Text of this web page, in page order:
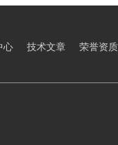
心 技术文章 荣誉资质